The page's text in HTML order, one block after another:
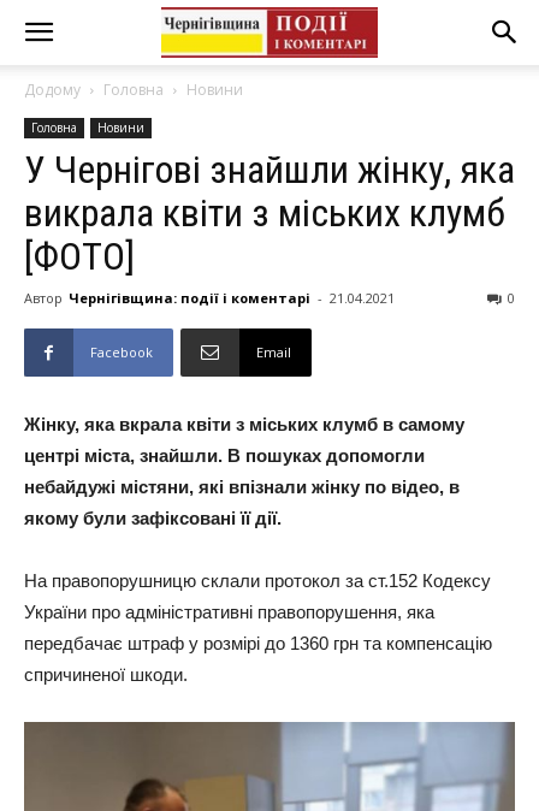
Додому Головна Новини
Головна Новини
У Чернігові знайшли жінку, яка
викрала квіти з міських клумб
[ФОТО]
Автор Чернігівщина: події і коментарі - 21.04.2021 0
Facebook Email
Жінку, яка вкрала квіти з міських клумб в самому
центрі міста, знайшли. В пошуках допомогли
небайдужі містяни, які впізнали жінку по відео, в
якому були зафіксовані її дії.
На правопорушницю склали протокол за ст.152 Кодексу
України про адміністративні правопорушення, яка
передбачає штраф у розмірі до 1360 грн та компенсацію
спричиненої шкоди.